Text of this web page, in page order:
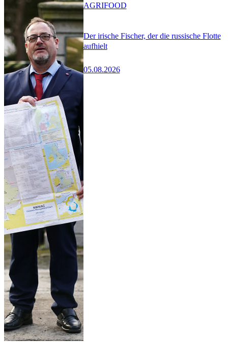
Der irische Fischer, der die russische Flotte
aufhielt
05.08.2026
AGRIFOOD